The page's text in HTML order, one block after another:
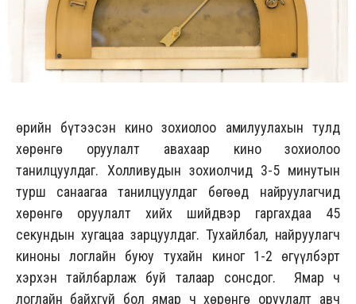
Өөрийн бүтээсэн кино зохиолоо амилуулахын тулд
хөрөнгө оруулалт авахаар кино зохиолоо
танилцуулдаг. Холливудын зохиолчид 3-5 минутын
турш санаагаа танилцуулдаг бөгөөд найруулагчид
хөрөнгө оруулалт хийх шийдвэр гаргахдаа 45
секундын хугацаа зарцуулдаг. Тухайлбал, найруулагч
киноны логлайн буюу тухайн киног 1-2 өгүүлбэрт
хэрхэн тайлбарлаж буй талаар сонсдог. Ямар ч
логлайн байхгүй бол ямар ч хөрөнгө оруулалт авч